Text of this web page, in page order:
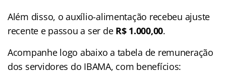
Além disso, o auxílio-alimentação recebeu ajuste
recente e passou a ser de R$ 1.000,00.
Acompanhe logo abaixo a tabela de remuneração
dos servidores do IBAMA, com benefícios: